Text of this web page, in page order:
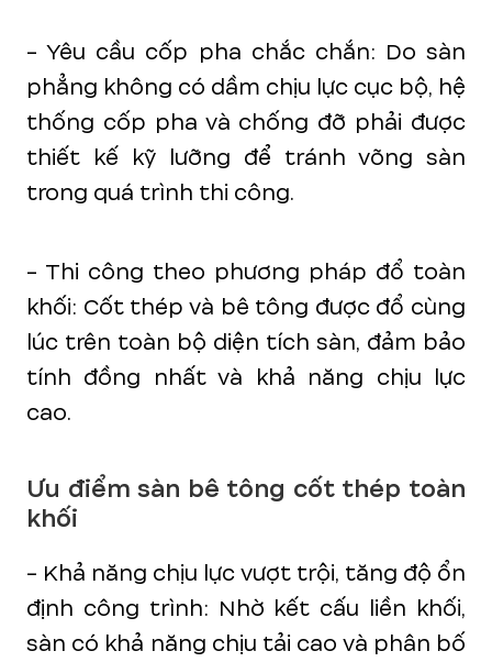
- Yêu cầu cốp pha chắc chắn: Do sàn
phẳng không có dầm chịu lực cục bộ, hệ
thống cốp pha và chống đỡ phải được
thiết kế kỹ lưỡng để tránh võng sàn
trong quá trình thi công.
- Thi công theo phương pháp đổ toàn
khối: Cốt thép và bê tông được đổ cùng
lúc trên toàn bộ diện tích sàn, đảm bảo
tính đồng nhất và khả năng chịu lực
cao.
Ưu điểmsàn bê tông cốt thép toàn
khối
- Khả năng chịu lực vượt trội, tăng độ ổn
định công trình: Nhờ kết cấu liền khối,
sàn có khả năng chịu tải cao và phân bố